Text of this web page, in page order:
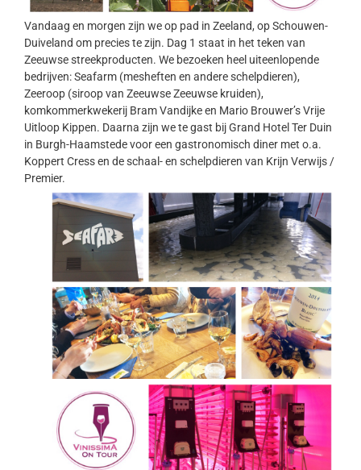
Vandaag en morgen zijn we op pad in Zeeland, op Schouwen-
Duiveland om precies te zijn. Dag 1 staat in het teken van
Zeeuwse streekproducten. We bezoeken heel uiteenlopende
bedrijven: Seafarm (mesheften en andere schelpdieren),
Zeeroop (siroop van Zeeuwse Zeeuwse kruiden),
komkommerkwekerij Bram Vandijke en Mario Brouwer’s Vrije
Uitloop Kippen. Daarna zijn we te gast bij Grand Hotel Ter Duin
in Burgh-Haamstede voor een gastronomisch diner met o.a.
Koppert Cress en de schaal- en schelpdieren van Krijn Verwijs /
Premier.